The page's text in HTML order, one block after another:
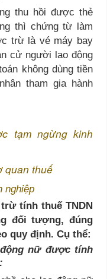
thu hồi được thẻ
thì chứng từ làm
trừ là vé máy bay
cử người lao động
không dùng tiền
tham gia hành
tạm ngừng kinh
quan thuế
nghiệp
tính thuế TNDN
đối tượng, đúng
quy định. Cụ thể:
nữ được tính